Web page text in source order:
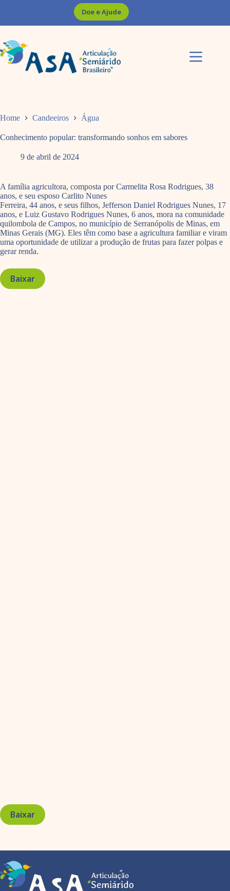
Doe e Ajude
Home Candeeiros Água
Conhecimento popular: transformando sonhos em sabores
9 de abril de 2024
A família agricultora, composta por Carmelita Rosa Rodrigues, 38
anos, e seu esposo Carlito Nunes
Ferreira, 44 anos, e seus filhos, Jefferson Daniel Rodrigues Nunes, 17
anos, e Luiz Gustavo Rodrigues Nunes, 6 anos, mora na comunidade
quilombola de Campos, no município de Serranópolis de Minas, em
Minas Gerais (MG). Eles têm como base a agricultura familiar e viram
uma oportunidade de utilizar a produção de frutas para fazer polpas e
gerar renda.
Baixar
Baixar